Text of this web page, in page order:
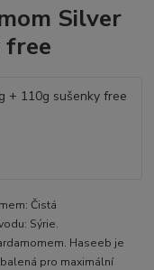
Silver
free
Čistá
Sýrie.
Haseeb je
balená pro maximální